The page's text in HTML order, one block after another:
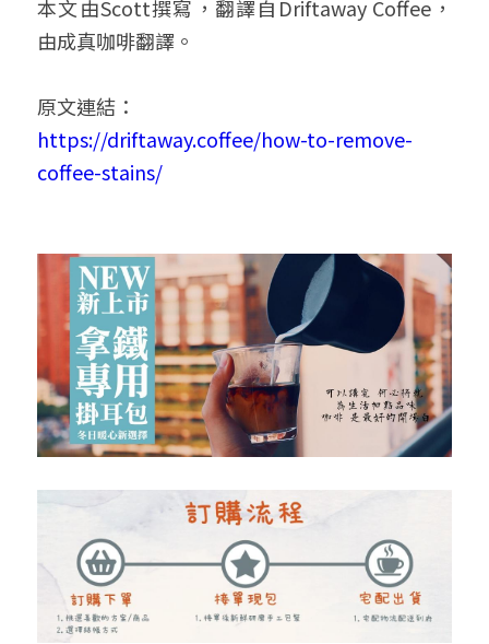
本文由Scott撰寫，翻譯自Driftaway Coffee，
由成真咖啡翻譯。
原文連結：
https://driftaway.coffee/how-to-remove-
coffee-stains/